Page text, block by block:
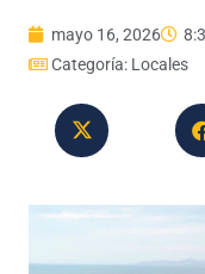
mayo 16, 2026
Categoría: Locales